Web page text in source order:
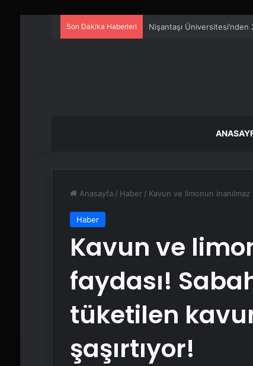
Son Dakika Haberleri Petmona : Kedi Maması ve
Anasayfa / Haber / Kavun ve limonun
Haber
Kavun ve
faydası!
tüketilen
şaşırtıyor!